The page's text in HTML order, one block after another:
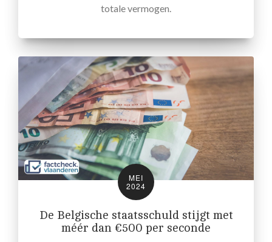
totale vermogen.
MEI
2024
De Belgische staatsschuld stijgt met
méér dan €500 per seconde